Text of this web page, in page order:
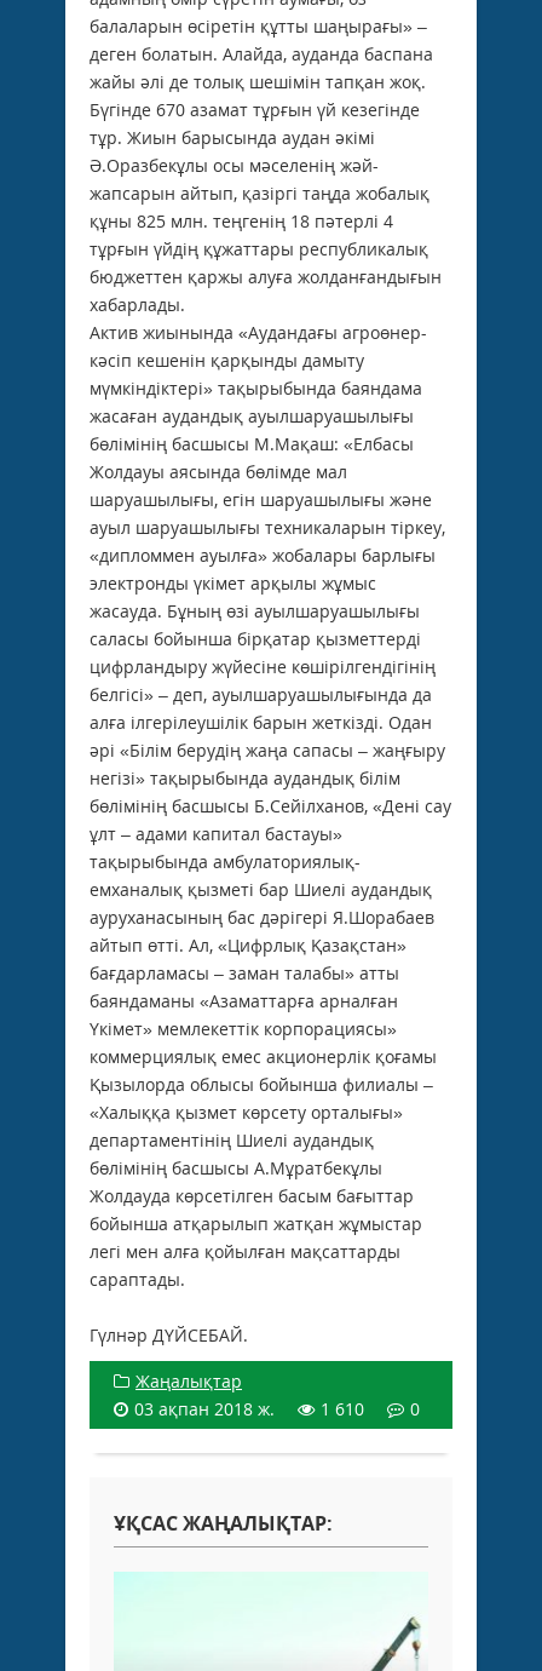
балаларын өсіретін құтты шаңырағы» –
деген болатын. Алайда, ауданда баспана
жайы әлі де толық шешімін тапқан жоқ.
Бүгінде 670 азамат тұрғын үй кезегінде
тұр. Жиын барысында аудан әкімі
Ә.Оразбекұлы осы мәселенің жәй-
жапсарын айтып, қазіргі таңда жобалық
құны 825 млн. теңгенің 18 пәтерлі 4
тұрғын үйдің құжаттары республикалық
бюджеттен қаржы алуға жолданғандығын
хабарлады.
Актив жиынында «Аудандағы агроөнер­
кәсіп кешенін қарқынды дамыту
мүмкіндіктері» тақырыбында баяндама
жасаған аудандық ауылшаруашылығы
бөлімінің басшысы М.Мақаш: «Елбасы
Жолдауы аясында бөлімде мал
шаруашылығы, егін шаруашылығы және
ауыл шаруашылығы техникаларын тіркеу,
«дипломмен ауылға» жобалары барлығы
электронды үкімет арқылы жұмыс
жасауда. Бұның өзі ауылшаруашылығы
саласы бойынша бірқатар қызметтерді
цифрландыру жүйесіне көшірілгендігінің
белгісі» – деп, ауылшаруашылығында да
алға ілгерілеушілік барын жеткізді. Одан
әрі «Білім берудің жаңа сапасы – жаңғыру
негізі» тақырыбында аудандық білім
бөлімінің басшысы Б.Сейілханов, «Дені сау
ұлт – адами капитал бастауы»
тақырыбында амбулаториялық-
емханалық қызметі бар Шиелі аудандық
ауруханасының бас дәрігері Я.Шорабаев
айтып өтті. Ал, «Цифрлық Қазақстан»
бағдарламасы – заман талабы» атты
баяндаманы «Азаматтарға арналған
Үкімет» мемлекеттік корпорациясы»
коммерциялық емес акционерлік қоғамы
Қызылорда облысы бойынша филиалы –
«Халыққа қызмет көрсету орталығы»
департаментінің Шиелі аудандық
бөлімінің басшысы А.Мұратбекұлы
Жолдауда көрсетілген басым бағыттар
бойынша атқарылып жатқан жұмыстар
легі мен алға қойылған мақсаттарды
сараптады.
Гүлнәр ДҮЙСЕБАЙ.
Жаңалықтар
03 ақпан 2018 ж.
1 610 0
ҰҚСАС ЖАҢАЛЫҚТАР: